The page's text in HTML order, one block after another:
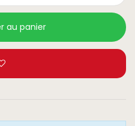
au panier